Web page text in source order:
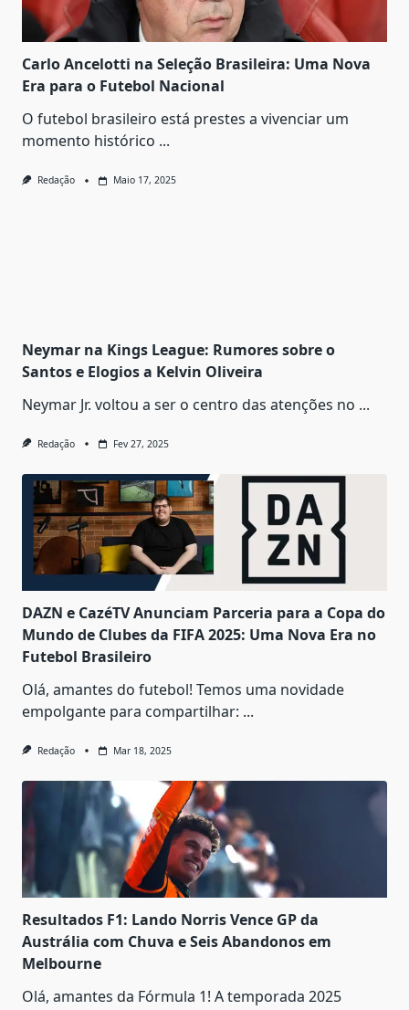
Carlo Ancelotti na Seleção Brasileira: Uma Nova
Era para o Futebol Nacional
O futebol brasileiro está prestes a vivenciar um
momento histórico ...
Redação Maio 17, 2025
Neymar na Kings League: Rumores sobre o
Santos e Elogios a Kelvin Oliveira
Neymar Jr. voltou a ser o centro das atenções no ...
Redação Fev 27, 2025
DAZN e CazéTV Anunciam Parceria para a Copa do
Mundo de Clubes da FIFA 2025: Uma Nova Era no
Futebol Brasileiro
Olá, amantes do futebol! Temos uma novidade
empolgante para compartilhar: ...
Redação Mar 18, 2025
Resultados F1: Lando Norris Vence GP da
Austrália com Chuva e Seis Abandonos em
Melbourne
Olá, amantes da Fórmula 1! A temporada 2025